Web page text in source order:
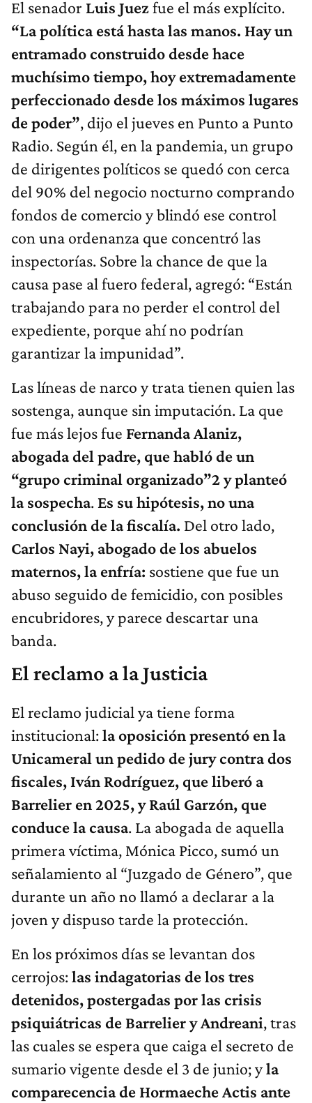
El senador Luis Juezfue el más explícito.
“La política está hasta las manos. Hay un
entramado construido desde hace
muchísimo tiempo, hoy extremadamente
perfeccionado desde los máximos lugares
de poder”, dijo el jueves en Punto a Punto
Radio. Según él, en la pandemia, un grupo
de dirigentes políticos se quedó con cerca
del 90% del negocio nocturno comprando
fondos de comercio y blindó ese control
con una ordenanza que concentró las
inspectorías. Sobre la chance de que la
causa pase al fuero federal, agregó: “Están
trabajando para no perder el control del
expediente, porque ahí no podrían
garantizar la impunidad”.
Las líneas de narco y trata tienen quien las
sostenga, aunque sin imputación. La que
fue más lejos fue Fernanda Alaniz,
abogada del padre, que habló de un
“grupo criminal organizado”2 y planteó
la sospecha. Es su hipótesis, no una
conclusión de la fiscalía. Del otro lado,
Carlos Nayi, abogado de los abuelos
maternos, la enfría: sostiene que fue un
abuso seguido de femicidio, con posibles
encubridores, y parece descartar una
banda.
El reclamo a la Justicia
El reclamo judicial ya tiene forma
institucional:la oposición presentó en la
Unicameral un pedido de jury contra dos
fiscales, Iván Rodríguez, que liberó a
Barrelier en 2025, y Raúl Garzón, que
conduce la causa. La abogada de aquella
primera víctima, Mónica Picco, sumó un
señalamiento al “Juzgado de Género”, que
durante un año no llamó a declarar a la
joven y dispuso tarde la protección.
En los próximos días se levantan dos
cerrojos:las indagatorias de los tres
detenidos, postergadas por las crisis
psiquiátricas de Barrelier y Andreani, tras
las cuales se espera que caiga el secreto de
sumario vigente desde el 3 de junio; yla
comparecencia de Hormaeche Actis ante